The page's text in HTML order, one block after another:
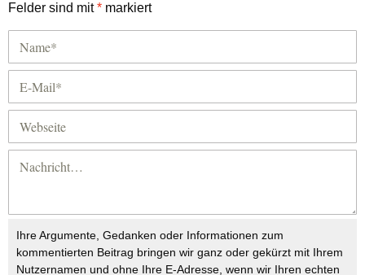
Felder sind mit* markiert
Ihre Argumente, Gedanken oder Informationen zum
kommentierten Beitrag bringen wir ganz oder gekürzt mit Ihrem
Nutzernamen und ohne Ihre E-Adresse, wenn wir Ihren echten